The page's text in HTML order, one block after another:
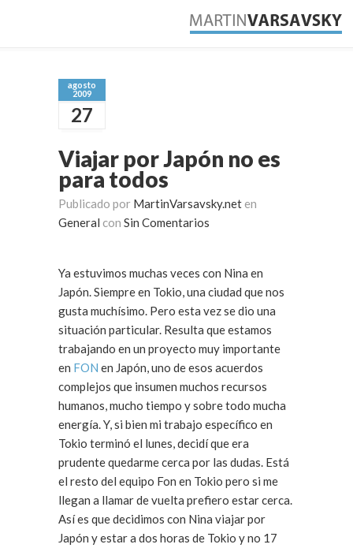
agosto
2009
27
Viajar por Japón no es
para todos
Publicado por MartinVarsavsky.net en
General con Sin Comentarios
Ya estuvimos muchas veces con Nina en
Japón. Siempre en Tokio, una ciudad que nos
gusta muchísimo. Pero esta vez se dio una
situación particular. Resulta que estamos
trabajando en un proyecto muy importante
en FON en Japón, uno de esos acuerdos
complejos que insumen muchos recursos
humanos, mucho tiempo y sobre todo mucha
energía. Y, si bien mi trabajo específico en
Tokio terminó el lunes, decidí que era
prudente quedarme cerca por las dudas. Está
el resto del equipo Fon en Tokio pero si me
llegan a llamar de vuelta prefiero estar cerca.
Así es que decidimos con Nina viajar por
Japón y estar a dos horas de Tokio y no 17